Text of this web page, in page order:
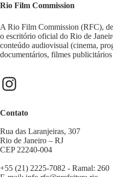
Rio Film Commission
A Rio Film Commission (RFC),
o escritório oficial do Rio de
conteúdo audiovisual (cinema,
documentários, filmes
Contato
Rua das Laranjeiras, 307
Rio de Janeiro – RJ
CEP 22240-004
+55 (21) 2225-7082 - Ramal: 260